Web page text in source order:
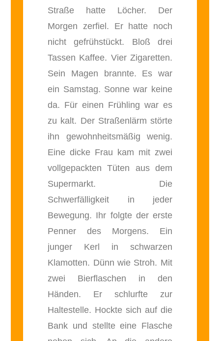
Straße hatte Löcher. Der
Morgen zerfiel. Er hatte noch
nicht gefrühstückt. Bloß drei
Tassen Kaffee. Vier Zigaretten.
Sein Magen brannte. Es war
ein Samstag. Sonne war keine
da. Für einen Frühling war es
zu kalt. Der Straßenlärm störte
ihn gewohnheitsmäßig wenig.
Eine dicke Frau kam mit zwei
vollgepackten Tüten aus dem
Supermarkt. Die
Schwerfälligkeit in jeder
Bewegung. Ihr folgte der erste
Penner des Morgens. Ein
junger Kerl in schwarzen
Klamotten. Dünn wie Stroh. Mit
zwei Bierflaschen in den
Händen. Er schlurfte zur
Haltestelle. Hockte sich auf die
Bank und stellte eine Flasche